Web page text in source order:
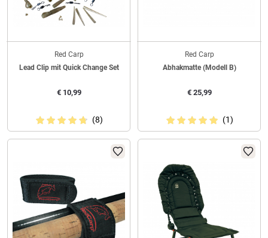
Red Carp
Lead Clip mit Quick Change Set
€10,99
(8)
Red Carp
Abhakmatte (Modell B)
€25,99
(1)